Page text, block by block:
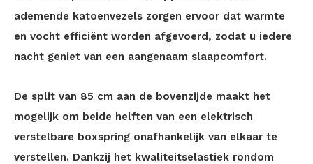
ademende katoenvezels zorgen ervoor dat warmte
en vocht efficiënt worden afgevoerd, zodat u iedere
nacht geniet van een aangenaam slaapcomfort.
De split van 85 cm aan de bovenzijde maakt het
mogelijk om beide helften van een elektrisch
verstelbare boxspring onafhankelijk van elkaar te
verstellen. Dankzij het kwaliteitselastiek rondom